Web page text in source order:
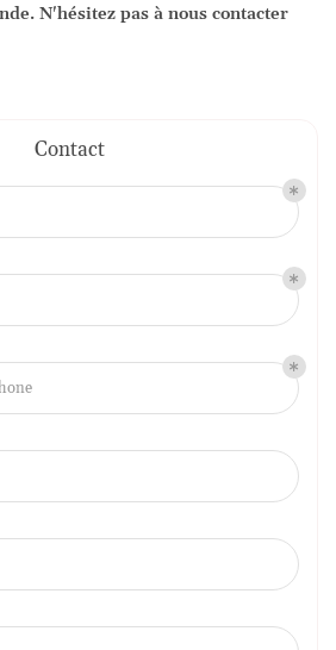
N'hésitez pas à nous contacter
Contact